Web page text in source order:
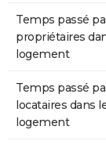
Temps passé
propriétaires
logement
Temps passé
locataires dans
logement